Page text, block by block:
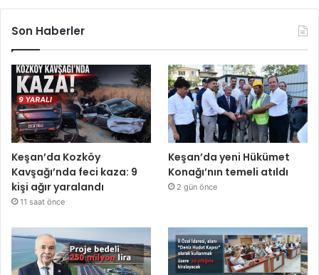
Son Haberler
Keşan’da Kozköy
Kavşağı’nda feci kaza: 9
kişi ağır yaralandı
11 saat önce
Keşan’da yeni Hükümet
Konağı’nın temeli atıldı
2 gün önce